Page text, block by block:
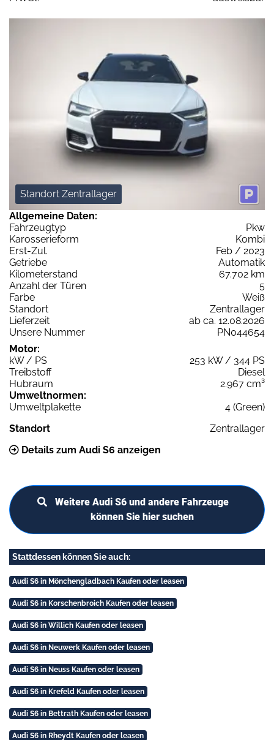
Standort Zentrallager
Allgemeine Daten:
Fahrzeugtyp
Pkw
Karosserieform
Kombi
Erst-Zul.
Feb / 2023
Getriebe
Automatik
Kilometerstand
67.702 km
Anzahl der Türen
5
Farbe
Weiß
Standort
Zentrallager
Lieferzeit
ab ca. 12.08.2026
Unsere Nummer
PN044654
Motor:
kW / PS
253 kW / 344 PS
Treibstoff
Diesel
Hubraum
2.967 cm³
Umweltnormen:
Umweltplakette
4 (Green)
Standort
Zentrallager
Details zum Audi S6 anzeigen
Weitere Audi S6 und andere Fahrzeuge
können Sie hier suchen
Stattdessen können Sie auch:
Audi S6 in Mönchengladbach Kaufen oder leasen
Audi S6 in Korschenbroich Kaufen oder leasen
Audi S6 in Willich Kaufen oder leasen
Audi S6 in Neuwerk Kaufen oder leasen
Audi S6 in Neuss Kaufen oder leasen
Audi S6 in Krefeld Kaufen oder leasen
Audi S6 in Bettrath Kaufen oder leasen
Audi S6 in Rheydt Kaufen oder leasen